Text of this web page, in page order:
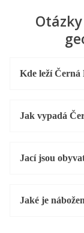
Kde leží Černá
Jak vypadá
Jací jsou
Jaké je